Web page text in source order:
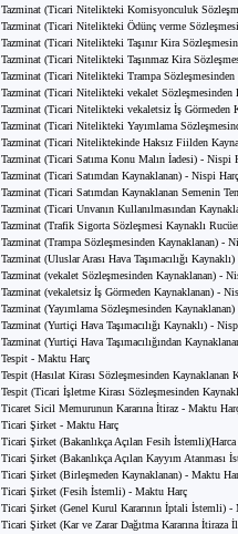
Tazminat (Ticari Nitelikteki Komisyonculuk
Tazminat (Ticari Nitelikteki Ödünç verme
Tazminat (Ticari Nitelikteki Taşınır Kira
Tazminat (Ticari Nitelikteki Taşınmaz Kira
Tazminat (Ticari Nitelikteki Trampa
Tazminat (Ticari Nitelikteki vekalet Sözleşmesinden
Tazminat (Ticari Nitelikteki vekaletsiz İş Görmeden
Tazminat (Ticari Nitelikteki Yayımlama
Tazminat (Ticari Niteliktekinde Haksız Fiilden
Tazminat (Ticari Satıma Konu Malın İadesi) - Nispi
Tazminat (Ticari Satımdan Kaynaklanan) - Nispi Harç
Tazminat (Ticari Satımdan Kaynaklanan Semenin
Tazminat (Ticari Unvanın Kullanılmasından
Tazminat (Trafik Sigorta Sözleşmesi Kaynaklı
Tazminat (Trampa Sözleşmesinden Kaynaklanan) -
Tazminat (Uluslar Arası Hava Taşımacılığı
Tazminat (vekalet Sözleşmesinden Kaynaklanan) -
Tazminat (vekaletsiz İş Görmeden Kaynaklanan) -
Tazminat (Yayımlama Sözleşmesinden
Tazminat (Yurtiçi Hava Taşımacılığı Kaynaklı) -
Tazminat (Yurtiçi Hava Taşımacılığından
Tespit - Maktu Harç
Tespit (Hasılat Kirası Sözleşmesinden Kaynaklanan
Tespit (Ticari İşletme Kirası Sözleşmesinden
Ticaret Sicil Memurunun Kararına İtiraz - Maktu
Ticari Şirket - Maktu Harç
Ticari Şirket (Bakanlıkça Açılan Fesih
Ticari Şirket (Bakanlıkça Açılan Kayyım Atanması
Ticari Şirket (Birleşmeden Kaynaklanan) - Maktu
Ticari Şirket (Fesih İstemli) - Maktu Harç
Ticari Şirket (Genel Kurul Kararının İptali İstemli) -
Ticari Şirket (Kar ve Zarar Dağıtma Kararına İtiraza